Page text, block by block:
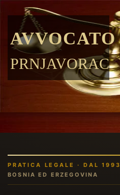
AVVOCATO
PRNJAVORAC
PRATICA LEGALE · DAL 1993
BOSNIA ED ERZEGOVINA